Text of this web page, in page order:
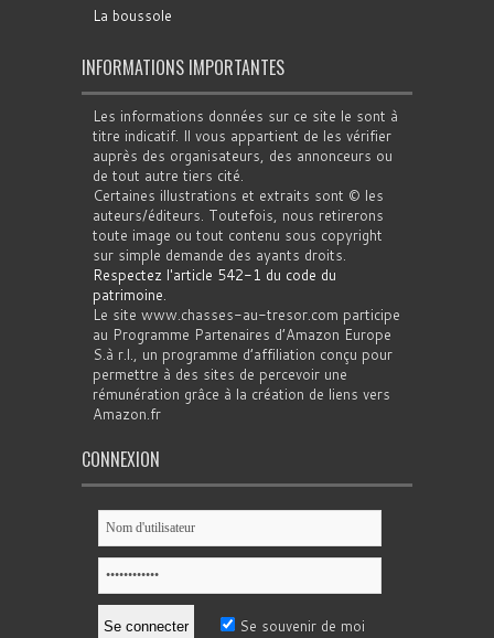
La boussole
INFORMATIONS IMPORTANTES
Les informations données sur ce site le sont à
titre indicatif. Il vous appartient de les vérifier
auprès des organisateurs, des annonceurs ou
de tout autre tiers cité.
Certaines illustrations et extraits sont © les
auteurs/éditeurs. Toutefois, nous retirerons
toute image ou tout contenu sous copyright
sur simple demande des ayants droits.
Respectez l'article 542-1 du code du
patrimoine.
Le site www.chasses-au-tresor.com participe
au Programme Partenaires d’Amazon Europe
S.à r.l., un programme d’affiliation conçu pour
permettre à des sites de percevoir une
rémunération grâce à la création de liens vers
Amazon.fr
CONNEXION
Se souvenir de moi